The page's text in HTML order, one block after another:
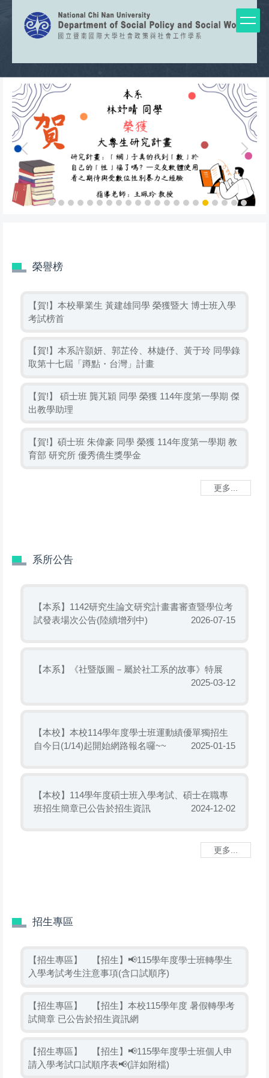
榮譽榜
【賀!】本校畢業生 黃建雄同學 榮獲暨大 博士班入學
考試榜首
【賀!】本系許顥妍、郭芷伶、林婕伃、黃于玲 同學錄
取第十七屆「蹲點・台灣」計畫
【賀!】 碩士班 龔芃穎 同學 榮獲 114年度第一學期 傑
出教學助理
【賀!】碩士班 朱偉豪 同學 榮獲 114年度第一學期 教
育部 研究所 優秀僑生獎學金
更多...
系所公告
【本系】1142研究生論文研究計畫書審查暨學位考
試發表場次公告(陸續增列中)
2026-07-15
【本系】《社暨版圖－屬於社工系的故事》特展
2025-03-12
【本校】本校114學年度學士班運動績優單獨招生
自今日(1/14)起開始網路報名囉~~
2025-01-15
【本校】114學年度碩士班入學考試、碩士在職專
班招生簡章已公告於招生資訊
2024-12-02
更多...
招生專區
【招生專區】
【招生】📢115學年度學士班轉學生
入學考試考生注意事項(含口試順序)
【招生專區】
【招生】本校115學年度 暑假轉學考
試簡章 已公告於招生資訊網
【招生專區】
【招生】📢115學年度學士班個人申
請入學考試口試順序表📢(詳如附檔)